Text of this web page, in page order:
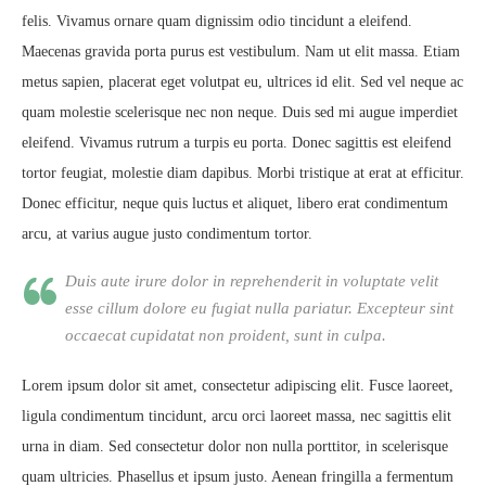
felis. Vivamus ornare quam dignissim odio tincidunt a eleifend.
Maecenas gravida porta purus est vestibulum. Nam ut elit massa. Etiam
metus sapien, placerat eget volutpat eu, ultrices id elit. Sed vel neque ac
quam molestie scelerisque nec non neque. Duis sed mi augue imperdiet
eleifend. Vivamus rutrum a turpis eu porta. Donec sagittis est eleifend
tortor feugiat, molestie diam dapibus. Morbi tristique at erat at efficitur.
Donec efficitur, neque quis luctus et aliquet, libero erat condimentum
arcu, at varius augue justo condimentum tortor.
Duis aute irure dolor in reprehenderit in voluptate velit
esse cillum dolore eu fugiat nulla pariatur. Excepteur sint
occaecat cupidatat non proident, sunt in culpa.
Lorem ipsum dolor sit amet, consectetur adipiscing elit. Fusce laoreet,
ligula condimentum tincidunt, arcu orci laoreet massa, nec sagittis elit
urna in diam. Sed consectetur dolor non nulla porttitor, in scelerisque
quam ultricies. Phasellus et ipsum justo. Aenean fringilla a fermentum